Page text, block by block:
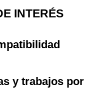
INTERÉS
y trabajos por